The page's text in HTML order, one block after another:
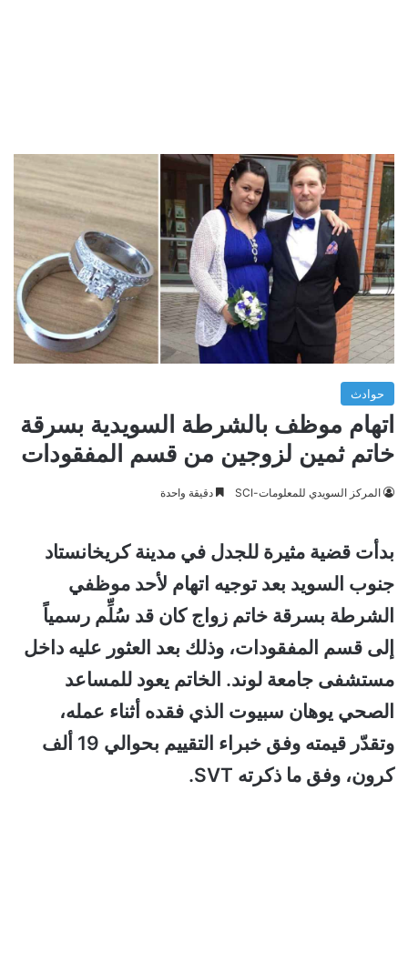
حوادث
اتهام موظف بالشرطة السويدية بسرقة
خاتم ثمين لزوجين من قسم المفقودات
المركز السويدي للمعلومات-SCI دقيقة واحدة
بدأت قضية مثيرة للجدل في مدينة كريخانستاد
جنوب السويد بعد توجيه اتهام لأحد موظفي
الشرطة بسرقة خاتم زواج كان قد سُلِّم رسمياً
إلى قسم المفقودات، وذلك بعد العثور عليه داخل
مستشفى جامعة لوند. الخاتم يعود للمساعد
الصحي يوهان سبيوت الذي فقده أثناء عمله،
وتقدّر قيمته وفق خبراء التقييم بحوالي 19 ألف
كرون، وفق ما ذكرته SVT.